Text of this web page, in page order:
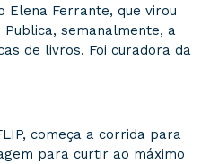
Elena Ferrante, que virou
semanalmente, a
de livros. Foi curadora da
começa a corrida para
para curtir ao máximo